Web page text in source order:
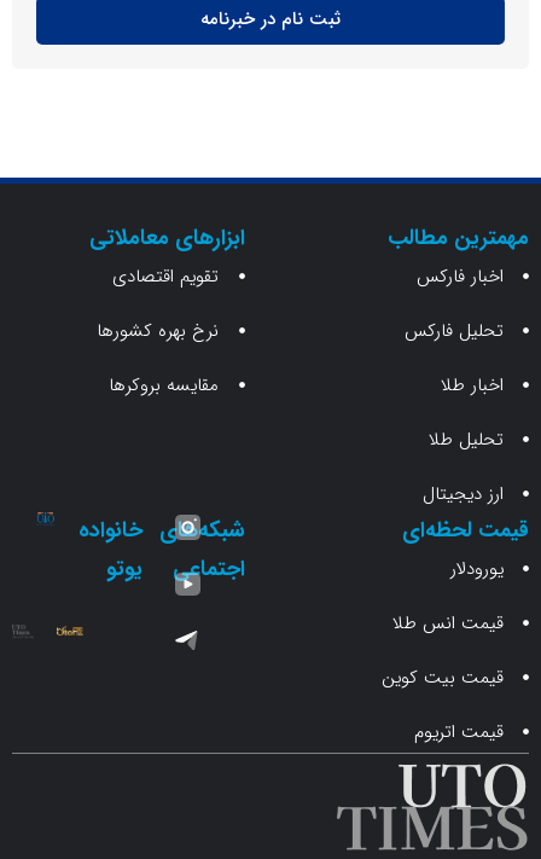
ثبت نام در خبرنامه
مطالب
فارکس
فارکس
ابزارهای معاملاتی
تقویم اقتصادی
نرخ بهره کشورها
مقایسه بروکرها
انس طلا
بیت کوین
شبکه‌های خانواده
یوتو